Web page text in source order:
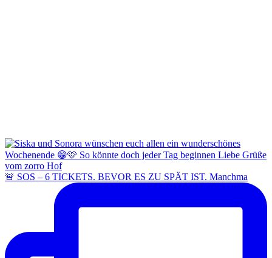
🚨 SOS – 6 TICKETS. BEVOR ES ZU SPÄT IST. Manchma